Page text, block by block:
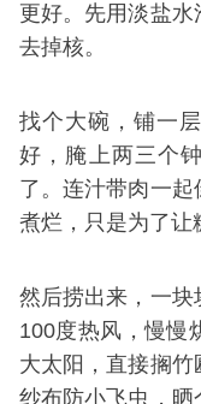
更好。先用淡盐
去掉核。
找个大碗，铺一
好，腌上两三个
了。连汁带肉一起
煮烂，只是为了让
然后捞出来，一块
100度热风，慢慢
大太阳，直接搁竹
纱布防小飞虫，晒